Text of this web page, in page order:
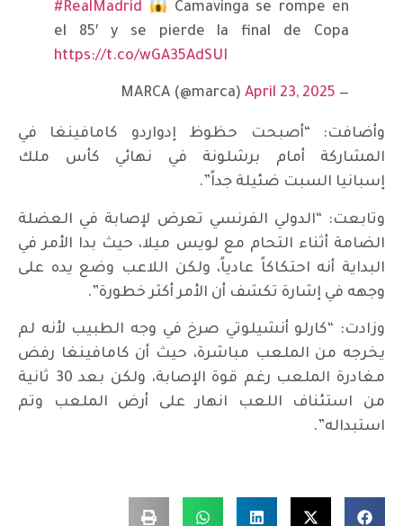
#RealMadrid
Camavinga se rompe en
el 85′ y se pierde la final de Copa
https://t.co/wGA35AdSUI
— MARCA (@marca)
April 23, 2025
وأضافت: “أصبحت حظوظ إدواردو كامافينغا في
المشاركة أمام برشلونة في نهائي كأس ملك
إسبانيا السبت ضئيلة جداً”.
وتابعت: “الدولي الفرنسي تعرض لإصابة في العضلة
الضامة أثناء التحام مع لويس ميلا، حيث بدا الأمر في
البداية أنه احتكاكاً عادياً، ولكن اللاعب وضع يده على
وجهه في إشارة تكشف أن الأمر أكثر خطورة”.
وزادت: “كارلو أنشيلوتي صرخ في وجه الطبيب لأنه لم
يخرجه من الملعب مباشرة، حيث أن كامافينغا رفض
مغادرة الملعب رغم قوة الإصابة، ولكن بعد 30 ثانية
من استئناف اللعب انهار على أرض الملعب وتم
استبداله”.